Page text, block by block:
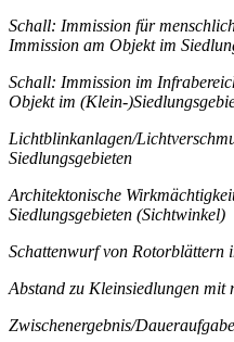
Schall: Immission für
Immission am Objekt im
Schall: Immission im
Objekt im (Klein-
Lichtblinkanlagen/
Siedlungsgebieten
Architektonische
Siedlungsgebieten (Sichtwinkel)
Schattenwurf von Rotorblättern
Abstand zu Kleinsiedlungen mit
Zwischenergebnis/